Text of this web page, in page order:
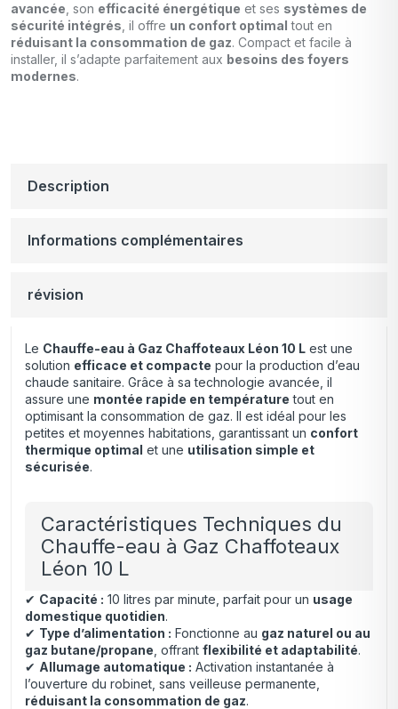
avancée , son efficacité énergétique et ses systèmes de
sécurité intégrés , il offre un confort optimal tout en
réduisant la consommation de gaz. Compact et facile à
installer, il s’adapte parfaitement aux besoins des foyers
modernes.
Description
Informations complémentaires
révision
Le Chauffe-eau à Gaz Chaffoteaux Léon 10 L est une
solution efficace et compacte pour la production d’eau
chaude sanitaire. Grâce à sa technologie avancée il
assure une montée rapide en température tout en
optimisant la consommation de gaz. Il est idéal pour les
petites et moyennes habitations, garantissant un confort
thermique optimal et une utilisation simple et
sécurisée.
Caractéristiques Techniques du
Chauffe-eau à Gaz Chaffoteaux
Léon 10 L
✔ Capacité : 10 litres par minute, parfait pour un usage
domestique quotidien.
✔ Type d’alimentation : Fonctionne au gaz naturel ou au
gaz butane/propane , offrant flexibilité et adaptabilité.
✔ Allumage automatique : Activation instantanée à
l’ouverture du robinet, sans veilleuse permanente,
réduisant la consommation de gaz.